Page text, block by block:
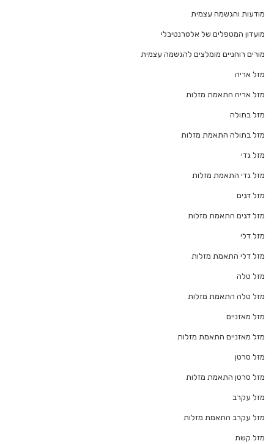
מודעות והגשמה עצמית
מועדון המטפלים של אלטרנטיבלי
מורים רוחניים מומלצים להגשמה עצמית
מזל אריה
מזל אריה התאמת מזלות
מזל בתולה
מזל בתולה התאמת מזלות
מזל גדי
מזל גדי התאמת מזלות
מזל דגים
מזל דגים התאמת מזלות
מזל דלי
מזל דלי התאמת מזלות
מזל טלה
מזל טלה התאמת מזלות
מזל מאזניים
מזל מאזניים התאמת מזלות
מזל סרטן
מזל סרטן התאמת מזלות
מזל עקרב
מזל עקרב התאמת מזלות
מזל קשת